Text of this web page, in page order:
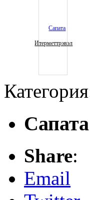
Итерметтрэвэл
Сапата
Share:
Email